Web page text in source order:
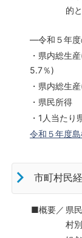
的
―令和５年度
・県内総生
5.7％)
・県内総生
・県民
・1人当たり
令和５年度
市町村民
■概要／ 県
村